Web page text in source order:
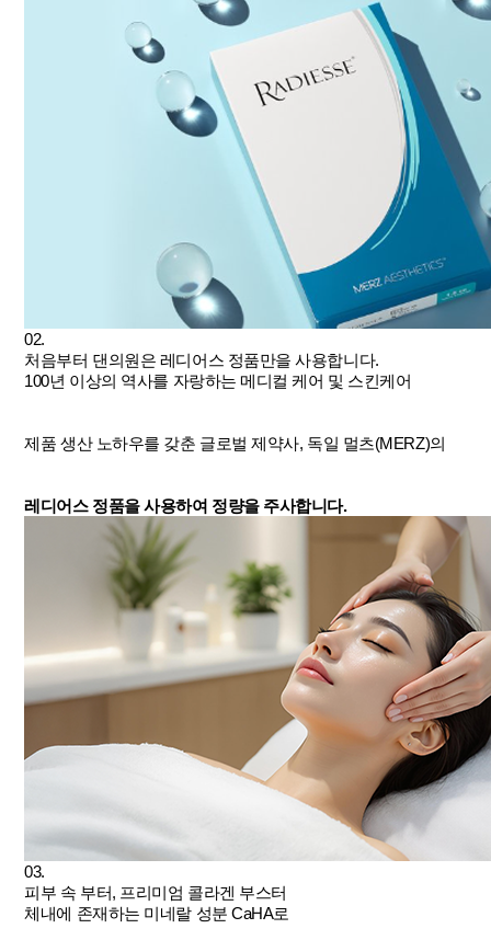
02.
처음부터 댄의원은 레디어스 정품만을 사용합니다.
100년 이상의 역사를 자랑하는 메디컬 케어 및 스킨케어
제품 생산 노하우를 갖춘 글로벌 제약사, 독일 멀츠(MERZ)의
레디어스 정품을 사용하여 정량을 주사합니다.
03.
피부 속 부터, 프리미엄 콜라겐 부스터
체내에 존재하는 미네랄 성분 CaHA로